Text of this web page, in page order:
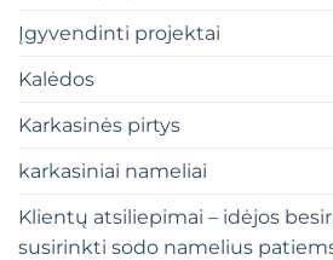
Įgyvendinti projektai
Kalėdos
Karkasinės pirtys
karkasiniai nameliai
Klientų atsiliepimai – idėjos
susirinkti sodo namelius